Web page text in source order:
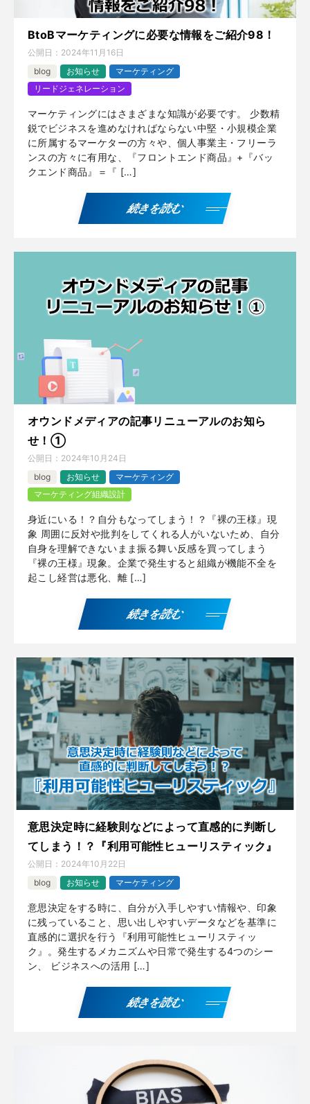
BtoBマーケティングに必要な情報をご紹介98！
公開日： 2024年11月16日
blog
お知らせ
マーケティング
リードジェネレーション
マーケティングにはさまざまな知識が必要です。 少数精
鋭でビジネスを進めなければならない中堅・小規模企業
に所属するマーケターの方々や、個人事業主・フリーラ
ンスの方々に有用な、『フロントエンド商品』+『バッ
クエンド商品』＝『 […]
続きを読む
オウンドメディアの記事リニューアルのお知ら
せ！①
公開日： 2024年10月24日
blog
お知らせ
マーケティング
マーケティング組織設計
身近にいる！？自分もなってしまう！？『裸の王様』現
象 周囲に反対や批判をしてくれる人がいないため、自分
自身を理解できないまま振る舞い反感を買ってしまう
『裸の王様』現象。企業で発生すると組織が機能不全を
起こし経営は悪化、離 […]
続きを読む
意思決定時に経験則などによって直感的に判断し
てしまう！？『利用可能性ヒューリスティック』
公開日： 2024年10月22日
blog
お知らせ マーケティング
意思決定をする時に、自分が入手しやすい情報や、印象
に残っていること、思い出しやすいデータなどを基準に
直感的に選択を行う『利用可能性ヒューリスティッ
ク』。発生するメカニズムや日常で発生する4つのシー
ン、 ビジネスへの活用 […]
続きを読む